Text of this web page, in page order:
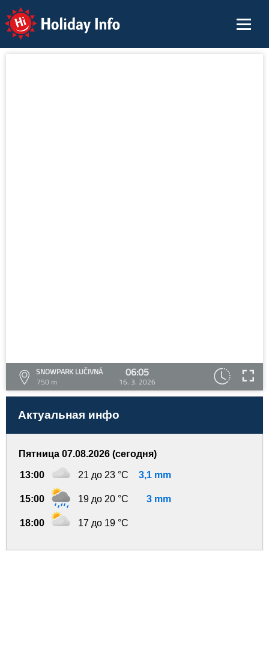
Holiday Info
SNOWPARK LUČIVNÁ
750 m
06:05
16. 3. 2026
Актуальная инфо
Пятница 07.08.2026 (сегодня)
13:00 21 до 23 °C 3,1 mm
15:00 19 до 20 °C 3 mm
18:00 17 до 19 °C